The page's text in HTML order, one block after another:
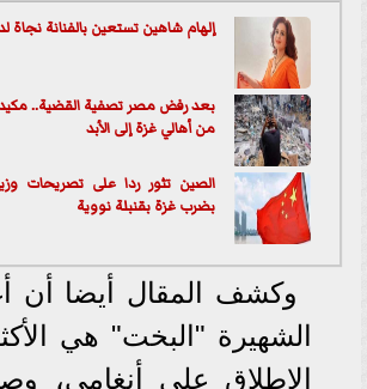
إلهام شاهين تستعين بالفنانة
بعد رفض مصر تصفية القضية..
من أهالي غزة إلى الأبد
الصين تثور ردا على تصريحات وزير
بضرب غزة بقنبلة نووية
وكشف المقال أيضا أن
الشهيرة "البخت" هي
الإطلاق على أنغامي،